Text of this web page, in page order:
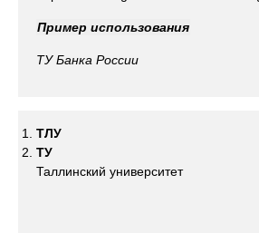
Пример использования
ТУБанка России
ТЛУ
ТУ
Таллинский университет